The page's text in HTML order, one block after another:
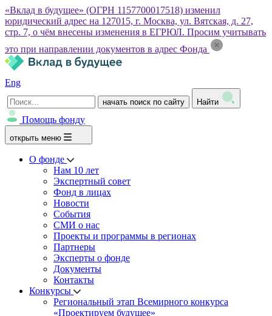
«Вклад в будущее» (ОГРН 1157700017518) изменил
юридический адрес на 127015, г. Москва, ул. Вятская, д. 27,
стр. 7, о чём внесены изменения в ЕГРЮЛ. Просим учитывать
это при направлении документов в адрес Фонда
Eng
начать поиск по сайту Найти
Помощь фонду
открыть меню
О фонде
Нам 10 лет
Экспертный совет
Фонд в лицах
Новости
События
СМИ о нас
Проекты и программы в регионах
Партнеры
Эксперты о фонде
Документы
Контакты
Конкурсы
Региональный этап Всемирного конкурса
«Проектируем будущее»